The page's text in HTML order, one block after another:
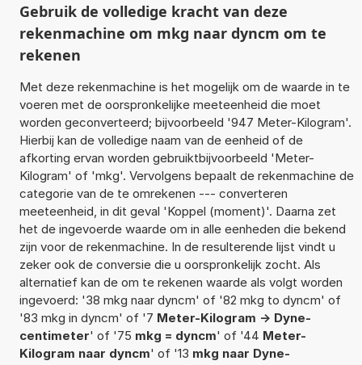
Gebruik de volledige kracht van deze
rekenmachine om mkg naar dyncm om te
rekenen
Met deze rekenmachine is het mogelijk om de waarde in te
voeren met de oorspronkelijke meeteenheid die moet
worden geconverteerd; bijvoorbeeld '947 Meter-Kilogram'.
Hierbij kan de volledige naam van de eenheid of de
afkorting ervan worden gebruiktbijvoorbeeld 'Meter-
Kilogram' of 'mkg'. Vervolgens bepaalt de rekenmachine de
categorie van de te omrekenen --- converteren
meeteenheid, in dit geval 'Koppel (moment)'. Daarna zet
het de ingevoerde waarde om in alle eenheden die bekend
zijn voor de rekenmachine. In de resulterende lijst vindt u
zeker ook de conversie die u oorspronkelijk zocht. Als
alternatief kan de om te rekenen waarde als volgt worden
ingevoerd: '38 mkg naar dyncm' of '82 mkg to dyncm' of
'83 mkg in dyncm' of '7 Meter-Kilogram -> Dyne-
centimeter' of '75 mkg = dyncm' of '44 Meter-
Kilogram naar dyncm' of '13 mkg naar Dyne-